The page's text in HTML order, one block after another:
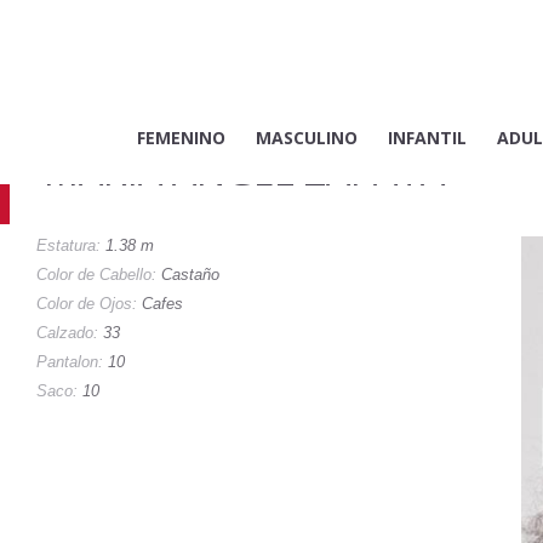
FEMENINO MASCULINO INFANTIL
MARIA ANGEL ZAPATA
Estatura: 1.38 m
Color de Cabello: Castaño
Color de Ojos: Cafes
Calzado: 33
Pantalon: 10
Saco: 10